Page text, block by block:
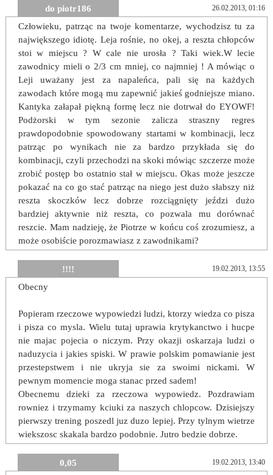
do piotr186 26.02.2013, 01:16
Człowieku, patrząc na twoje komentarze, wychodzisz tu za
największego idiotę. Leja rośnie, no okej, a reszta chłopców
stoi w miejscu ? W cale nie urosła ? Taki wiek.W lecie
zawodnicy mieli o 2/3 cm mniej, co najmniej ! A mówiąc o
Leji uważany jest za napaleńca, pali się na każdych
zawodach które mogą mu zapewnić jakieś godniejsze miano.
Kantyka załapał piękną formę lecz nie dotrwał do EYOWF!
Podżorski w tym sezonie zalicza straszny regres
prawdopodobnie spowodowany startami w kombinacji, lecz
patrząc po wynikach nie za bardzo przykłada się do
kombinacji, czyli przechodzi na skoki mówiąc szczerze może
zrobić postęp bo ostatnio stał w miejscu. Okas może jeszcze
pokazać na co go stać patrząc na niego jest dużo słabszy niż
reszta skoczków lecz dobrze rozciągnięty jeździ dużo
bardziej aktywnie niż reszta, co pozwala mu dorównać
reszcie. Mam nadzieję, że Piotrze w końcu coś zrozumiesz, a
może osobiście porozmawiasz z zawodnikami?
!!!! 19.02.2013, 13:55
Obecny
Popieram rzeczowe wypowiedzi ludzi, ktorzy wiedza co pisza
i pisza co mysla. Wielu tutaj uprawia krytykanctwo i hucpe
nie majac pojecia o niczym. Przy okazji oskarzaja ludzi o
naduzycia i jakies spiski. W prawie polskim pomawianie jest
przestepstwem i nie ukryja sie za swoimi nickami. W
pewnym momencie moga stanac przed sadem!
Obecnemu dzieki za rzeczowa wypowiedz. Pozdrawiam
rowniez i trzymamy kciuki za naszych chlopcow. Dzisiejszy
pierwszy trening poszedl juz duzo lepiej. Przy tylnym wietrze
wiekszosc skakala bardzo podobnie. Jutro bedzie dobrze.
0,05 19.02.2013, 13:40